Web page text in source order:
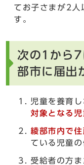
てお子さまが2人
す。
次の1から7
部市に届出
児童を養育
対象となる
綾部市内で
ている児童
受給者の方